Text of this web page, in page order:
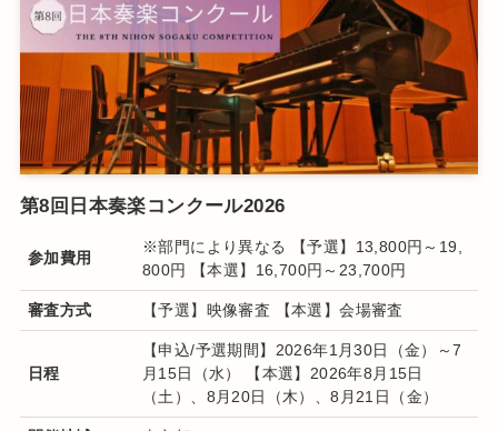
第8回日本奏楽コンクール2026
参加費用
※部門により異なる 【予選】13,800円～19,
800円 【本選】16,700円～23,700円
審査方式 【予選】映像審査 【本選】会場審査
日程
【申込/予選期間】2026年1月30日（金）～7
月15日（水） 【本選】2026年8月15日
（土）、8月20日（木）、8月21日（金）